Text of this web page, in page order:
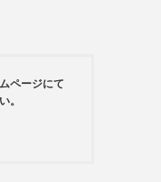
ページにて
。